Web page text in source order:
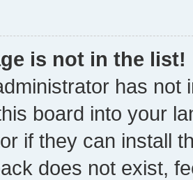
is not in the list!
has not
board into your
if they can install
does not exist,